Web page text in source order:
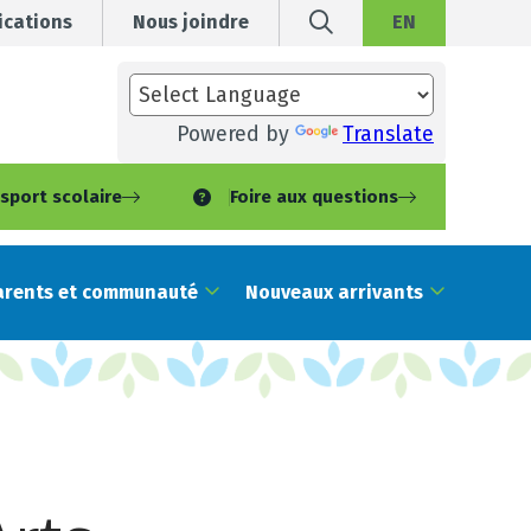
Nous joindre EN
Powered by Translate
scolaire Foire aux questions
et communauté Nouveaux arrivants